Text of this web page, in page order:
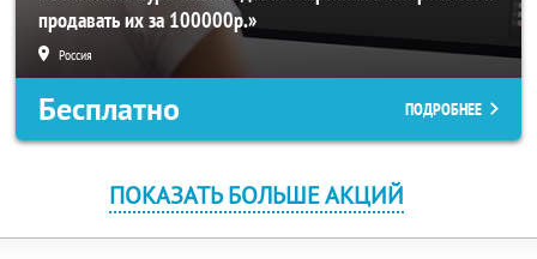
продавать их за 100000р.»
Россия
Бесплатно ПОДРОБНЕЕ
ПОКАЗАТЬ БОЛЬШЕ АКЦИЙ